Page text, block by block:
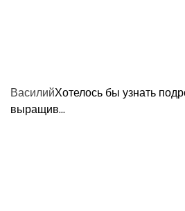
ВасилийХотелось бы узнать
выращив...